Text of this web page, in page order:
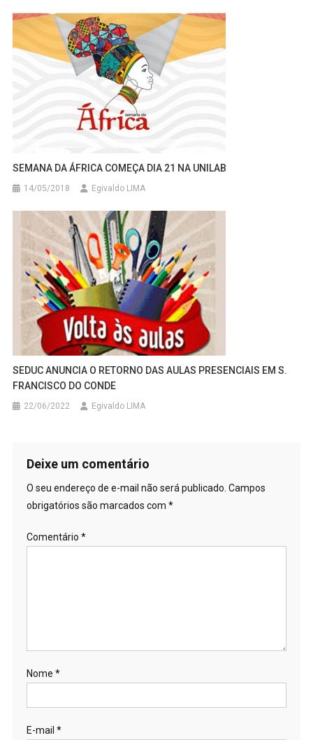
SEMANA DA ÁFRICA COMEÇA DIA 21 NA UNILAB
14/05/2018 Egivaldo LIMA
SEDUC ANUNCIA O RETORNO DAS AULAS PRESENCIAIS EM S.
FRANCISCO DO CONDE
22/06/2022 Egivaldo LIMA
Deixe um comentário
O seu endereço de e-mail não será publicado. Campos
obrigatórios são marcados com *
Comentário *
Nome *
E-mail *